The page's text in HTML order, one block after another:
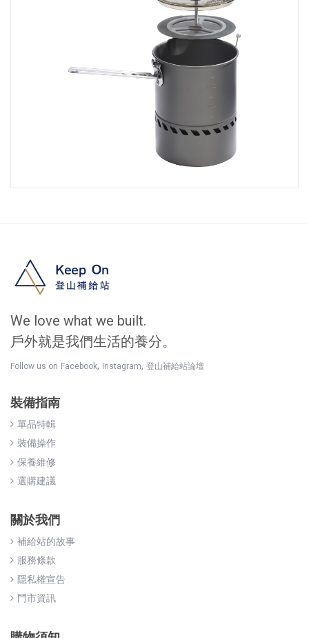
We love what we built.
戶外就是我們生活的養分。
Follow us on Facebook, Instagram, 登山補給站論壇
裝備指南
單品特輯
裝備操作
保養維修
選購建議
關於我們
補給站的故事
服務條款
隱私權宣告
門市資訊